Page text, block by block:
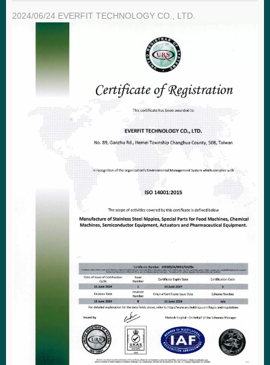
2024/06/24 EVERFIT TECHNOLOGY CO., LTD.